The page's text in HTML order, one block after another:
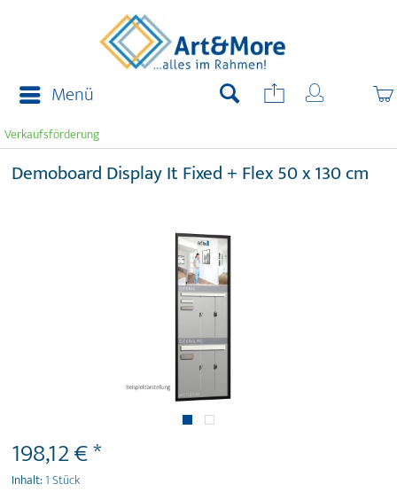
Menü
Verkaufsförderung
Demoboard Display It Fixed + Flex 50 x 130 cm
198,12 € *
Inhalt:1 Stück